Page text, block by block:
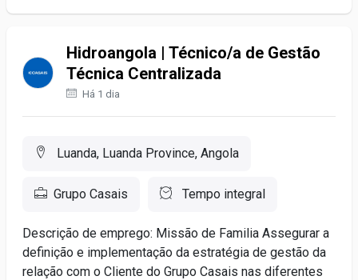
Hidroangola | Técnico/a de Gestão
Técnica Centralizada
Há 1 dia
Luanda, Luanda Province, Angola
Grupo Casais Tempo integral
Descrição de emprego: Missão de Familia Assegurar a
definição e implementação da estratégia de gestão da
relação com o Cliente do Grupo Casais nas diferentes